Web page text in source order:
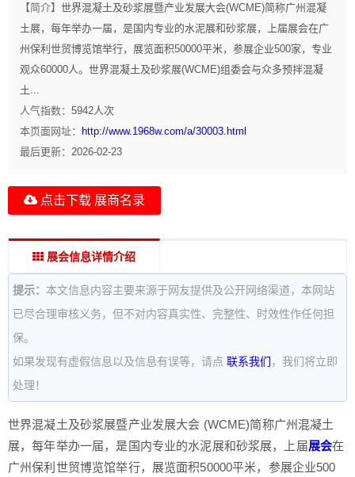
【简介】 世界混凝土及砂浆展暨产业发展大会(WCME)简称广州混凝
土展，每年举办一届，是国内专业的水泥展和砂浆展，上届展会在广
州保利世贸博览馆举行，展览面积50000平米，参展企业500家，专业
观众60000人。世界混凝土及砂浆展(WCME)组委会与众多预拌混凝
土...
人气指数： 5942人次
本页面网址：
http://www.1968w.com/a/30003.html
最后更新： 2026-02-23
点击下载 展商名录
展会信息详情介绍
提示： 本文信息内容主要来源于网友提供及公开网络渠道，本网站
已尽合理审核义务，但不对内容真实性、完整性、时效性作任何担
保。
如果发现有虚假信息以及信息有误等，请点 联系我们 ，我们将立即
处理！
世界混凝土及砂浆展暨产业发展大会 (WCME)简称广州混凝土
展，每年举办一届，是国内专业的水泥展和砂浆展，上届展会在
广州保利世贸博览馆举行，展览面积50000平米，参展企业500